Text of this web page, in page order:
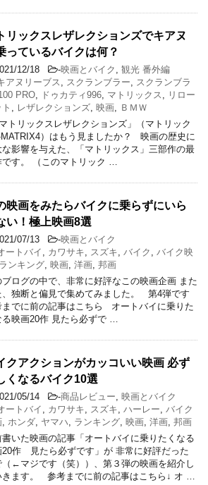
リックスレザレクションズでキアヌ
っているバイクは何？
12/18 -映画とバイク
観光 番外編
アヌリーブス
スクランブラー
スクランブラ
PRO
ドゥカティ996 マトリックス
リロー
レザレクションズ 映画
ＢＭＷ
トリックスレザレクションズ」（マトリック
MATRIX4）はもう見ましたか？ 映画の歴史に
な影響を与えた、「マトリックス」三部作の最
です。 （このマトリック …
映画をみたらバイクに乗らずにいら
い！極上映画8選
07/13 -映画とバイク
ートバイ
カワサキ スズキ バイク
バイク映
ランキング 映画 洋画 邦画
ブログの中で、非常に好評なこの映画企画 また
、独断と偏見で集めてみました。 第4弾です
までに前の記事はこちら オートバイに乗りた
る映画20作 見たら必ずで …
クアクションがカッコいい映画 必ず
くなるバイク10選
05/14 -商品レビュー 映画とバイク
ートバイ
カワサキ スズキ ハーレー
バイク
ホンダ ヤマハ ランキング 映画 洋画 邦画
書いた映画の記事「オートバイに乗りたくなる
20作 見たら必ずです」が 非常に好評だった
（←マジです（笑））、第３弾の映画を紹介し
きます。 参考までに前の記事はこちら↓ オ …